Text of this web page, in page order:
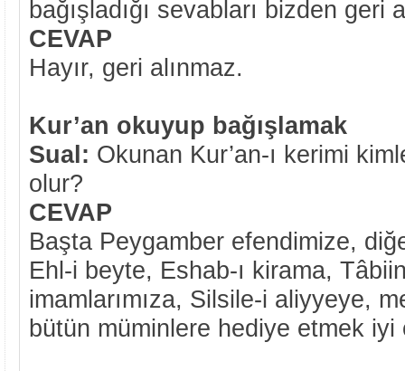
bağışladığı sevabları bizden geri
CEVAP
Hayır, geri alınmaz.
Kur’an okuyup bağışlamak
Sual: Okunan Kur’an-ı kerimi
olur?
CEVAP
Başta Peygamber efendimize,
Ehl-i beyte, Eshab-ı kirama,
imamlarımıza, Silsile-i aliyyeye,
bütün müminlere hediye etmek iyi